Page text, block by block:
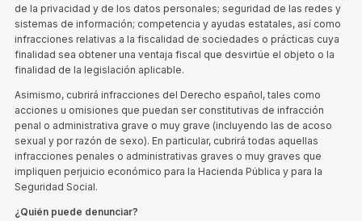
de la privacidad y de los datos personales; seguridad de las redes y
sistemas de información; competencia y ayudas estatales, así como
infracciones relativas a la fiscalidad de sociedades o prácticas cuya
finalidad sea obtener una ventaja fiscal que desvirtúe el objeto o la
finalidad de la legislación aplicable.
Asimismo, cubrirá infracciones del Derecho español, tales como
acciones u omisiones que puedan ser constitutivas de infracción
penal o administrativa grave o muy grave (incluyendo las de acoso
sexual y por razón de sexo). En particular, cubrirá todas aquellas
infracciones penales o administrativas graves o muy graves que
impliquen perjuicio económico para la Hacienda Pública y para la
Seguridad Social.
¿Quién puede denunciar?